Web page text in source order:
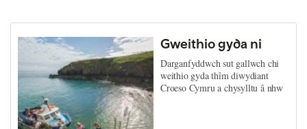
Gweithio gyda ni
Darganfyddwch sut gallwch chi
weithio gyda thîm diwydiant
Croeso Cymru a chysylltu â nhw